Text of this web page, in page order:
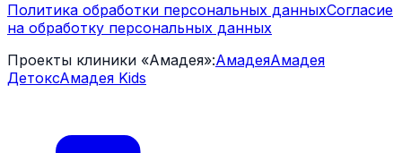
Политика обработки персональных данныхСогласие
на обработку персональных данных
Проекты клиники «Амадея»:АмадеяАмадея
ДетоксАмадея Kids